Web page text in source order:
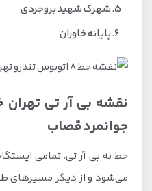
شهرک شهید بروجردی
پایانه خاوران
جوانمرد قصاب
خط نه بی آر تی، تمامی
می‌شود و از دیگر مسیرهای